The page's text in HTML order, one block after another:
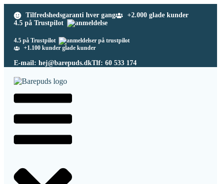
Tilfredshedsgaranti hver gang
+2.000 glade kunder
4.5 på Trustpilot
4.5 på Trustpilot
+1.100 kunder glade kunder
E-mail: hej@barepuds.dkTlf: 60 533 174